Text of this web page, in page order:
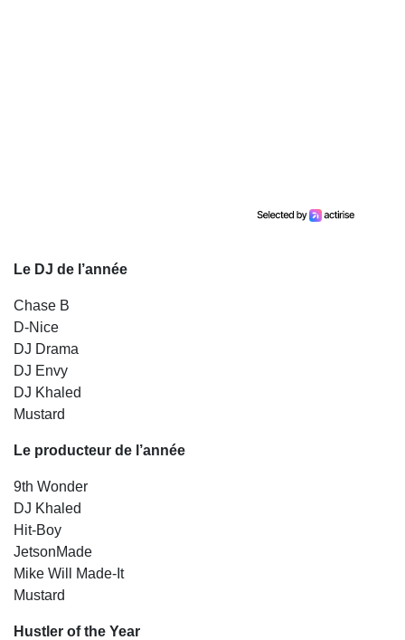
Le DJ de l’année
Chase B
D-Nice
DJ Drama
DJ Envy
DJ Khaled
Mustard
Le producteur de l’année
9th Wonder
DJ Khaled
Hit-Boy
JetsonMade
Mike Will Made-It
Mustard
Hustler of the Year